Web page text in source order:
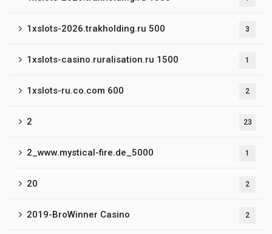
1xslots-2026.trakholding.ru 500 3
1xslots-casino.ruralisation.ru 1500 1
1xslots-ru.co.com 600 2
2 23
2_www.mystical-fire.de_5000 1
20 2
2019-BroWinner Casino 2